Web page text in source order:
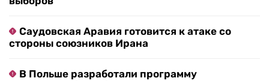
Саудовская Аравия готовится к атаке со
стороны союзников Ирана
В Польше разработали программу